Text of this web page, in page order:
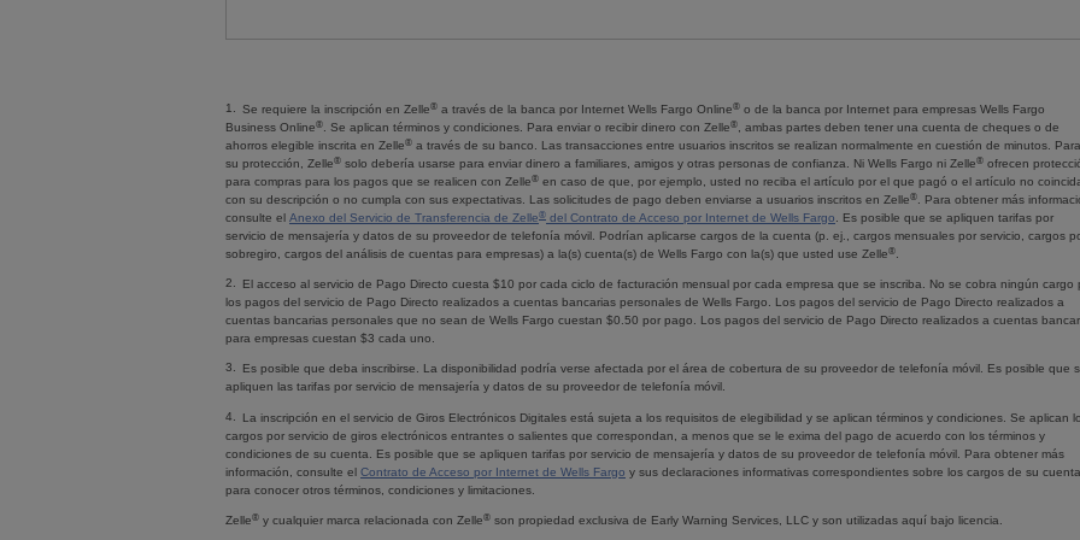
1. Se requiere la inscripción en Zelle® a través de la banca por Internet Wells Fargo Online® o de la banca por Internet para empresas Wells Fargo
Business Online® . Se aplican términos y condiciones. Para enviar o recibir dinero con Zelle®
, ambas partes deben tener una cuenta de cheques o de
ahorros elegible inscrita en Zelle® a través de su banco. Las transacciones entre usuarios inscritos se realizan normalmente en cuestión de minutos. Para
su protección, Zelle® solo debería usarse para enviar dinero a familiares, amigos y otras personas de confianza. Ni Wells Fargo ni Zelle® ofrecen
para compras para los pagos que se realicen con Zelle® en caso de que, por ejemplo, usted no reciba el artículo por el que pagó o el artículo no
con su descripción o no cumpla con sus expectativas. Las solicitudes de pago deben enviarse a usuarios inscritos en Zelle®
. Para obtener más
consulte el Anexo del Servicio de Transferencia de Zelle® del Contrato de Acceso por Internet de Wells Fargo . Es posible que se apliquen tarifas por
servicio de mensajería y datos de su proveedor de telefonía móvil. Podrían aplicarse cargos de la cuenta (p. ej., cargos mensuales por servicio, cargos
sobregiro, cargos del análisis de cuentas para empresas) a la(s) cuenta(s) de Wells Fargo con la(s) que usted use Zelle®
2.
El acceso al servicio de Pago Directo cuesta $10 por cada ciclo de facturación mensual por cada empresa que se inscriba. No se cobra ningún cargo
los pagos del servicio de Pago Directo realizados a cuentas bancarias personales de Wells Fargo . Los pagos del servicio de Pago Directo realizados a
cuentas bancarias personales que no sean de Wells Fargo cuestan $0.50 por pago. Los pagos del servicio de Pago Directo realizados a cuentas
para empresas cuestan $3 cada uno.
3.
Es posible que deba inscribirse. La disponibilidad podría verse afectada por el área de cobertura de su proveedor de telefonía móvil. Es posible que
apliquen las tarifas por servicio de mensajería y datos de su proveedor de telefonía móvil.
4.
La inscripción en el servicio de Giros Electrónicos Digitales está sujeta a los requisitos de elegibilidad y se aplican términos y condiciones. Se aplican
cargos por servicio de giros electrónicos entrantes o salientes que correspondan, a menos que se le exima del pago de acuerdo con los términos y
condiciones de su cuenta. Es posible que se apliquen tarifas por servicio de mensajería y datos de su proveedor de telefonía móvil. Para obtener más
información, consulte el Contrato de Acceso por Internet de Wells Fargo y sus declaraciones informativas correspondientes sobre los cargos de su cuenta
para conocer otros términos, condiciones y limitaciones.
Zelle® y cualquier marca relacionada con Zelle® son propiedad exclusiva de Early Warning Services , LLC y son utilizadas aquí bajo licencia.